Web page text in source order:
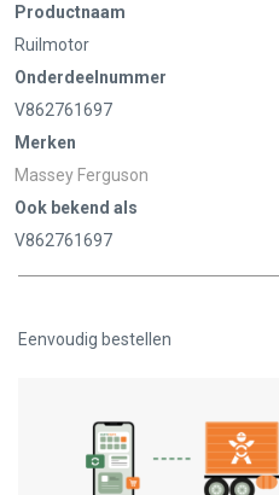
Productnaam
Ruilmotor
Onderdeelnummer
V862761697
Merken
Massey Ferguson
Ook bekend als
V862761697
Eenvoudig bestellen